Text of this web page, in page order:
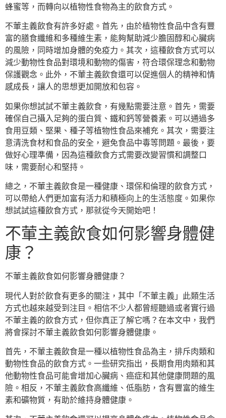
蜂蜜等，而轉向以植物性食物為主的飲食方式。
不葷主義飲食有許多好處。首先，由於植物性食品中含有豐
富的膳食纖維和多種維生素，能夠幫助減少膽固醇和心臟病
的風險，同時增加身體的免疫力。其次，這種飲食方式可以
減少動物性食品對環境和動物的傷害，符合環保理念和動物
保護觀念。此外，不葷主義飲食還可以促進個人的精神和情
感成長，讓人的思想更加開放和包容。
如果你想試試不葷主義飲食，有幾點需要注意。首先，需要
確保自己攝入足夠的蛋白質、鐵和鈣等營養素。可以通過多
食用豆類、堅果、種子等植物性食品來補充。其次，需要注
意清洗食材和食品的安全，避免食品中毒等問題。最後，要
做好心理準備，因為這種飲食方式需要改變習慣和調整口
味，需要耐心和堅持。
總之，不葷主義飲食是一種健康、環保和倫理的飲食方式，
可以帶給人們更加富有活力和積極向上的生活態度。如果你
想試試這種飲食方式，那就從今天開始吧！
不葷主義飲食如何影響身體健
康？
不葷主義飲食如何影響身體健康？
現代人對於飲食有更多的關注，其中「不葷主義」此類生活
方式也越來越受到注目。相信不少人都曾經聽過或者實行過
不葷主義的飲食方式，但你真正了解它嗎？在本文中，我們
將會探討不葷主義飲食如何影響身體健康。
首先，不葷主義飲食是一種以植物性食品為主，排斥肉類和
動物性食品的飲食方式。一些研究指出，長期食用肉類和其
他動物性食品可能會增加心臟病、癌症和其他健康問題的風
險。相反，不葷主義飲食高纖維、低脂肪，含有豐富的維生
素和礦物質，有助於維持身體健康。